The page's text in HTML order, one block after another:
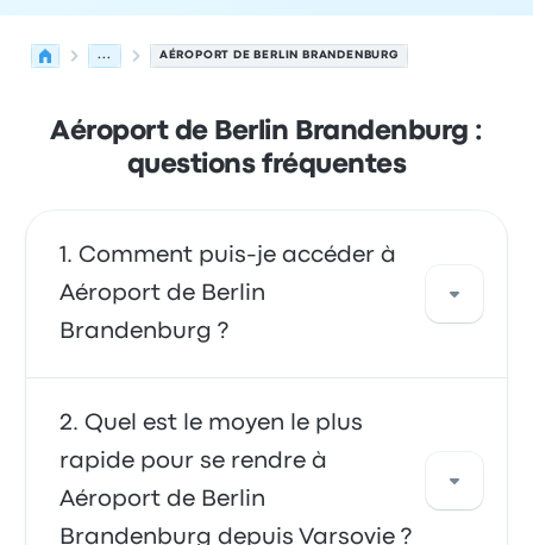
... AÉROPORT DE BERLIN BRANDENBURG
Aéroport de Berlin Brandenburg :
questions fréquentes
Comment puis-je accéder à
Aéroport de Berlin
Brandenburg ?
Vous pouvez vous déplacer en bus afin
d'accéder directement à l'aéroport. Vous
pouvez également prendre un taxi ou utiliser
un service de covoiturage.
Quel est le moyen le plus
rapide pour se rendre à
Aéroport de Berlin
Brandenburg depuis Varsovie ?